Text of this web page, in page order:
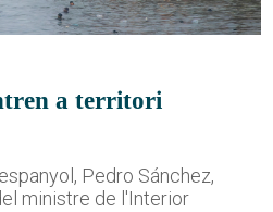
a territori
Pedro Sánchez,
ministre de l'Interior